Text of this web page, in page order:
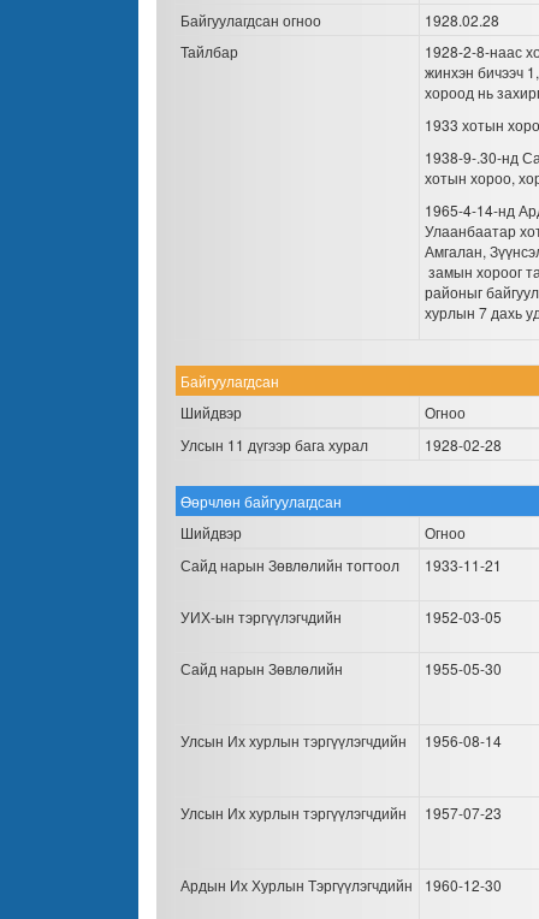
Байгуулагдсан огноо
1928.02.28
Тайлбар
1928-2-8-наас
жинхэн бичээч
хороод нь
1933 хотын
1938-9-.30-нд
хотын хороо,
1965-4-14-нд
Улаанбаатар
Амгалан,
замын хороог
районыг
хурлын 7 дахь
Байгуулагдсан
Шийдвэр
Огноо
Улсын 11 дүгээр бага хурал
1928-02-28
Өөрчлөн байгуулагдсан
Шийдвэр
Огноо
Сайд нарын Зөвлөлийн тогтоол
1933-11-21
УИХ-ын тэргүүлэгчдийн 1952-03-05
Сайд нарын Зөвлөлийн 1955-05-30
Улсын Их хурлын тэргүүлэгчдийн 1956-08-14
Улсын Их хурлын тэргүүлэгчдийн 1957-07-23
Ардын Их Хурлын Тэргүүлэгчдийн 1960-12-30